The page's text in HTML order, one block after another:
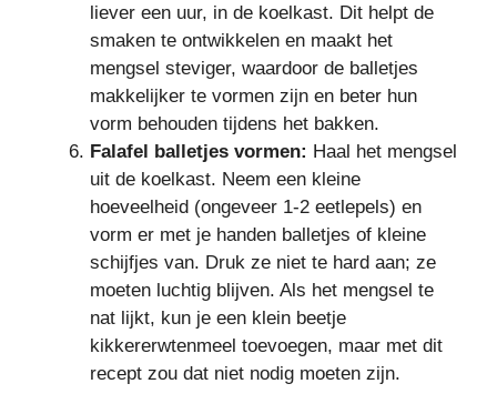
liever een uur, in de koelkast. Dit helpt de
smaken te ontwikkelen en maakt het
mengsel steviger, waardoor de balletjes
makkelijker te vormen zijn en beter hun
vorm behouden tijdens het bakken.
Falafel balletjes vormen: Haal het mengsel
uit de koelkast. Neem een kleine
hoeveelheid (ongeveer 1-2 eetlepels) en
vorm er met je handen balletjes of kleine
schijfjes van. Druk ze niet te hard aan; ze
moeten luchtig blijven. Als het mengsel te
nat lijkt, kun je een klein beetje
kikkererwtenmeel toevoegen, maar met dit
recept zou dat niet nodig moeten zijn.